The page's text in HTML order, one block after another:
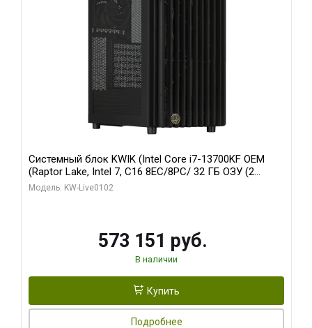
Системный блок KWIK (Intel Core i7-13700KF OEM
(Raptor Lake, Intel 7, C16 8EC/8PC/ 32 ГБ ОЗУ (2
модуля)/ Afox RTX4090 24GB GDDR6X 384-Bit 3xDP
Модель: KW-Live0102
573 151 руб.
В наличии
Купить
Подробнее